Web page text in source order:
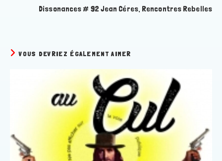
Dissonances # 92 Jean Céres, Rencontres Rebelles
VOUS DEVRIEZ ÉGALEMENT AIMER